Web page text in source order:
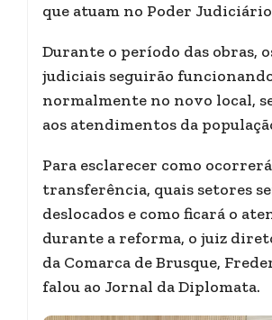
que atuam no Poder
Durante o período das obras,
judiciais seguirão
normalmente no novo local,
aos atendimentos da
Para esclarecer como
transferência, quais setores
deslocados e como ficará o
durante a reforma, o juiz
da Comarca de Brusque,
falou ao Jornal da Diplomata.